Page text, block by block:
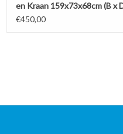
en Kraan 159x73x68cm (B x
H) Wordt Schoongemaakt
€450,00